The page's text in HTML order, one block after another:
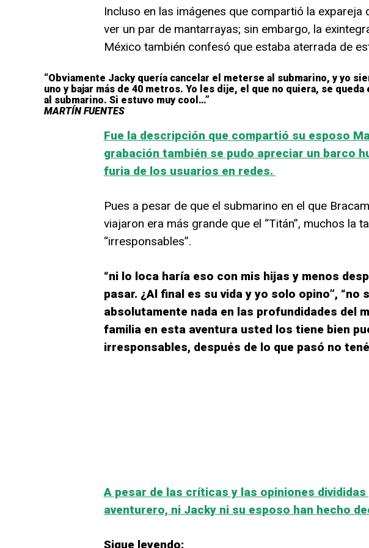
Incluso en las imágenes que compartió la expareja
ver un par de mantarrayas; sin embargo, la
México también confesó que estaba aterrada de
“Obviamente Jacky quería cancelar el meterse al submarino, y yo
uno y bajar más de 40 metros. Yo les dije, el que no quiera, se
al submarino. Si estuvo muy cool…”
MARTÍN FUENTES
Fue la descripción que compartió su esposo
grabación también se pudo apreciar un barco
furia de los usuarios en redes.
Pues a pesar de que el submarino en el que
viajaron era más grande que el “Titán”, muchos la
“irresponsables”.
“ni lo loca haría eso con mis hijas y menos
pasar. ¿Al final es su vida y yo solo opino”, “no
absolutamente nada en las profundidades del
familia en esta aventura usted los tiene bien
irresponsables, después de lo que pasó no
A pesar de las críticas y las opiniones
aventurero, ni Jacky ni su esposo han hecho
Sigue leyendo: